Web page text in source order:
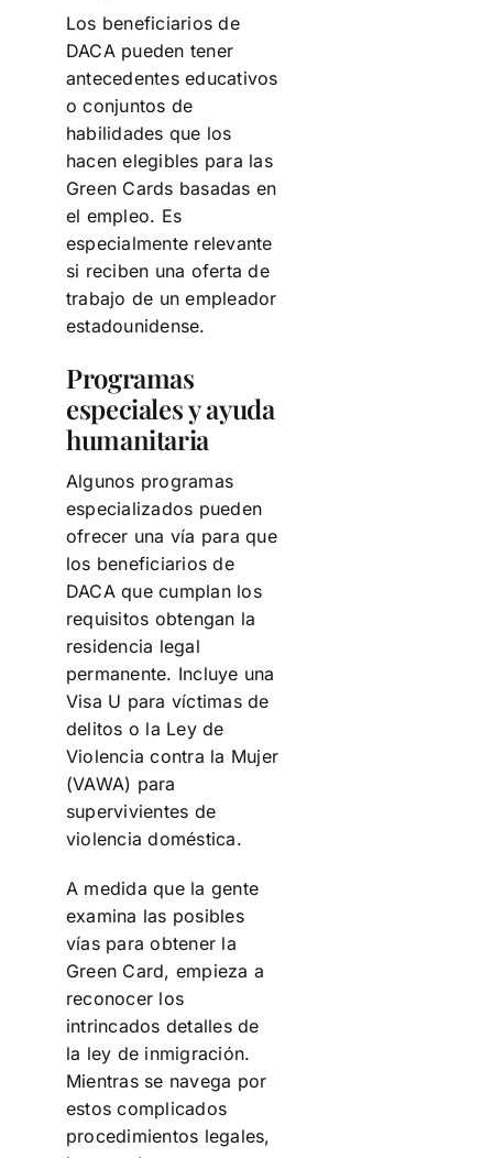
Los beneficiarios de
DACA pueden tener
antecedentes educativos
o conjuntos de
habilidades que los
hacen elegibles para las
Green Cards basadas en
el empleo. Es
especialmente relevante
si reciben una oferta de
trabajo de un empleador
estadounidense.
Programas
especiales y ayuda
humanitaria
Algunos programas
especializados pueden
ofrecer una vía para que
los beneficiarios de
DACA que cumplan los
requisitos obtengan la
residencia legal
permanente. Incluye una
Visa U para víctimas de
delitos o la Ley de
Violencia contra la Mujer
(VAWA) para
supervivientes de
violencia doméstica.
A medida que la gente
examina las posibles
vías para obtener la
Green Card, empieza a
reconocer los
intrincados detalles de
la ley de inmigración.
Mientras se navega por
estos complicados
procedimientos legales,